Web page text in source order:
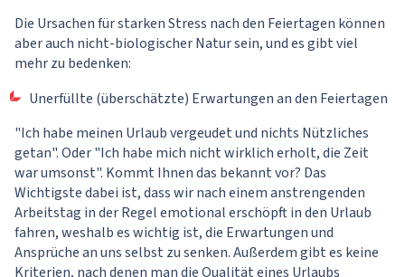
Die Ursachen für starken Stress nach den Feiertagen können
aber auch nicht-biologischer Natur sein, und es gibt viel
mehr zu bedenken:
Unerfüllte (überschätzte) Erwartungen an den Feiertagen
"Ich habe meinen Urlaub vergeudet und nichts Nützliches
getan". Oder "Ich habe mich nicht wirklich erholt, die Zeit
war umsonst". Kommt Ihnen das bekannt vor? Das
Wichtigste dabei ist, dass wir nach einem anstrengenden
Arbeitstag in der Regel emotional erschöpft in den Urlaub
fahren, weshalb es wichtig ist, die Erwartungen und
Ansprüche an uns selbst zu senken. Außerdem gibt es keine
Kriterien, nach denen man die Qualität eines Urlaubs